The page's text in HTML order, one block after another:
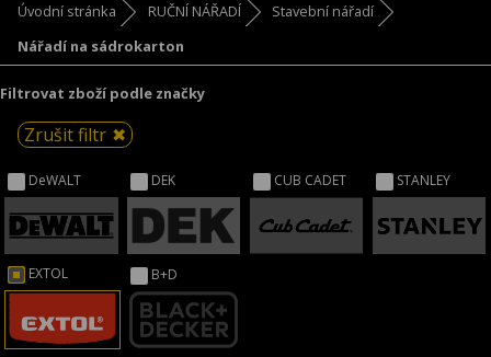
Úvodní stránka RUČNÍ NÁŘADÍ
Stavební nářadí
Nářadí na sádrokarton
Filtrovat zboží podle značky
Zrušit filtr
DeWALT DEK CUB CADET STANLEY
EXTOL B+D